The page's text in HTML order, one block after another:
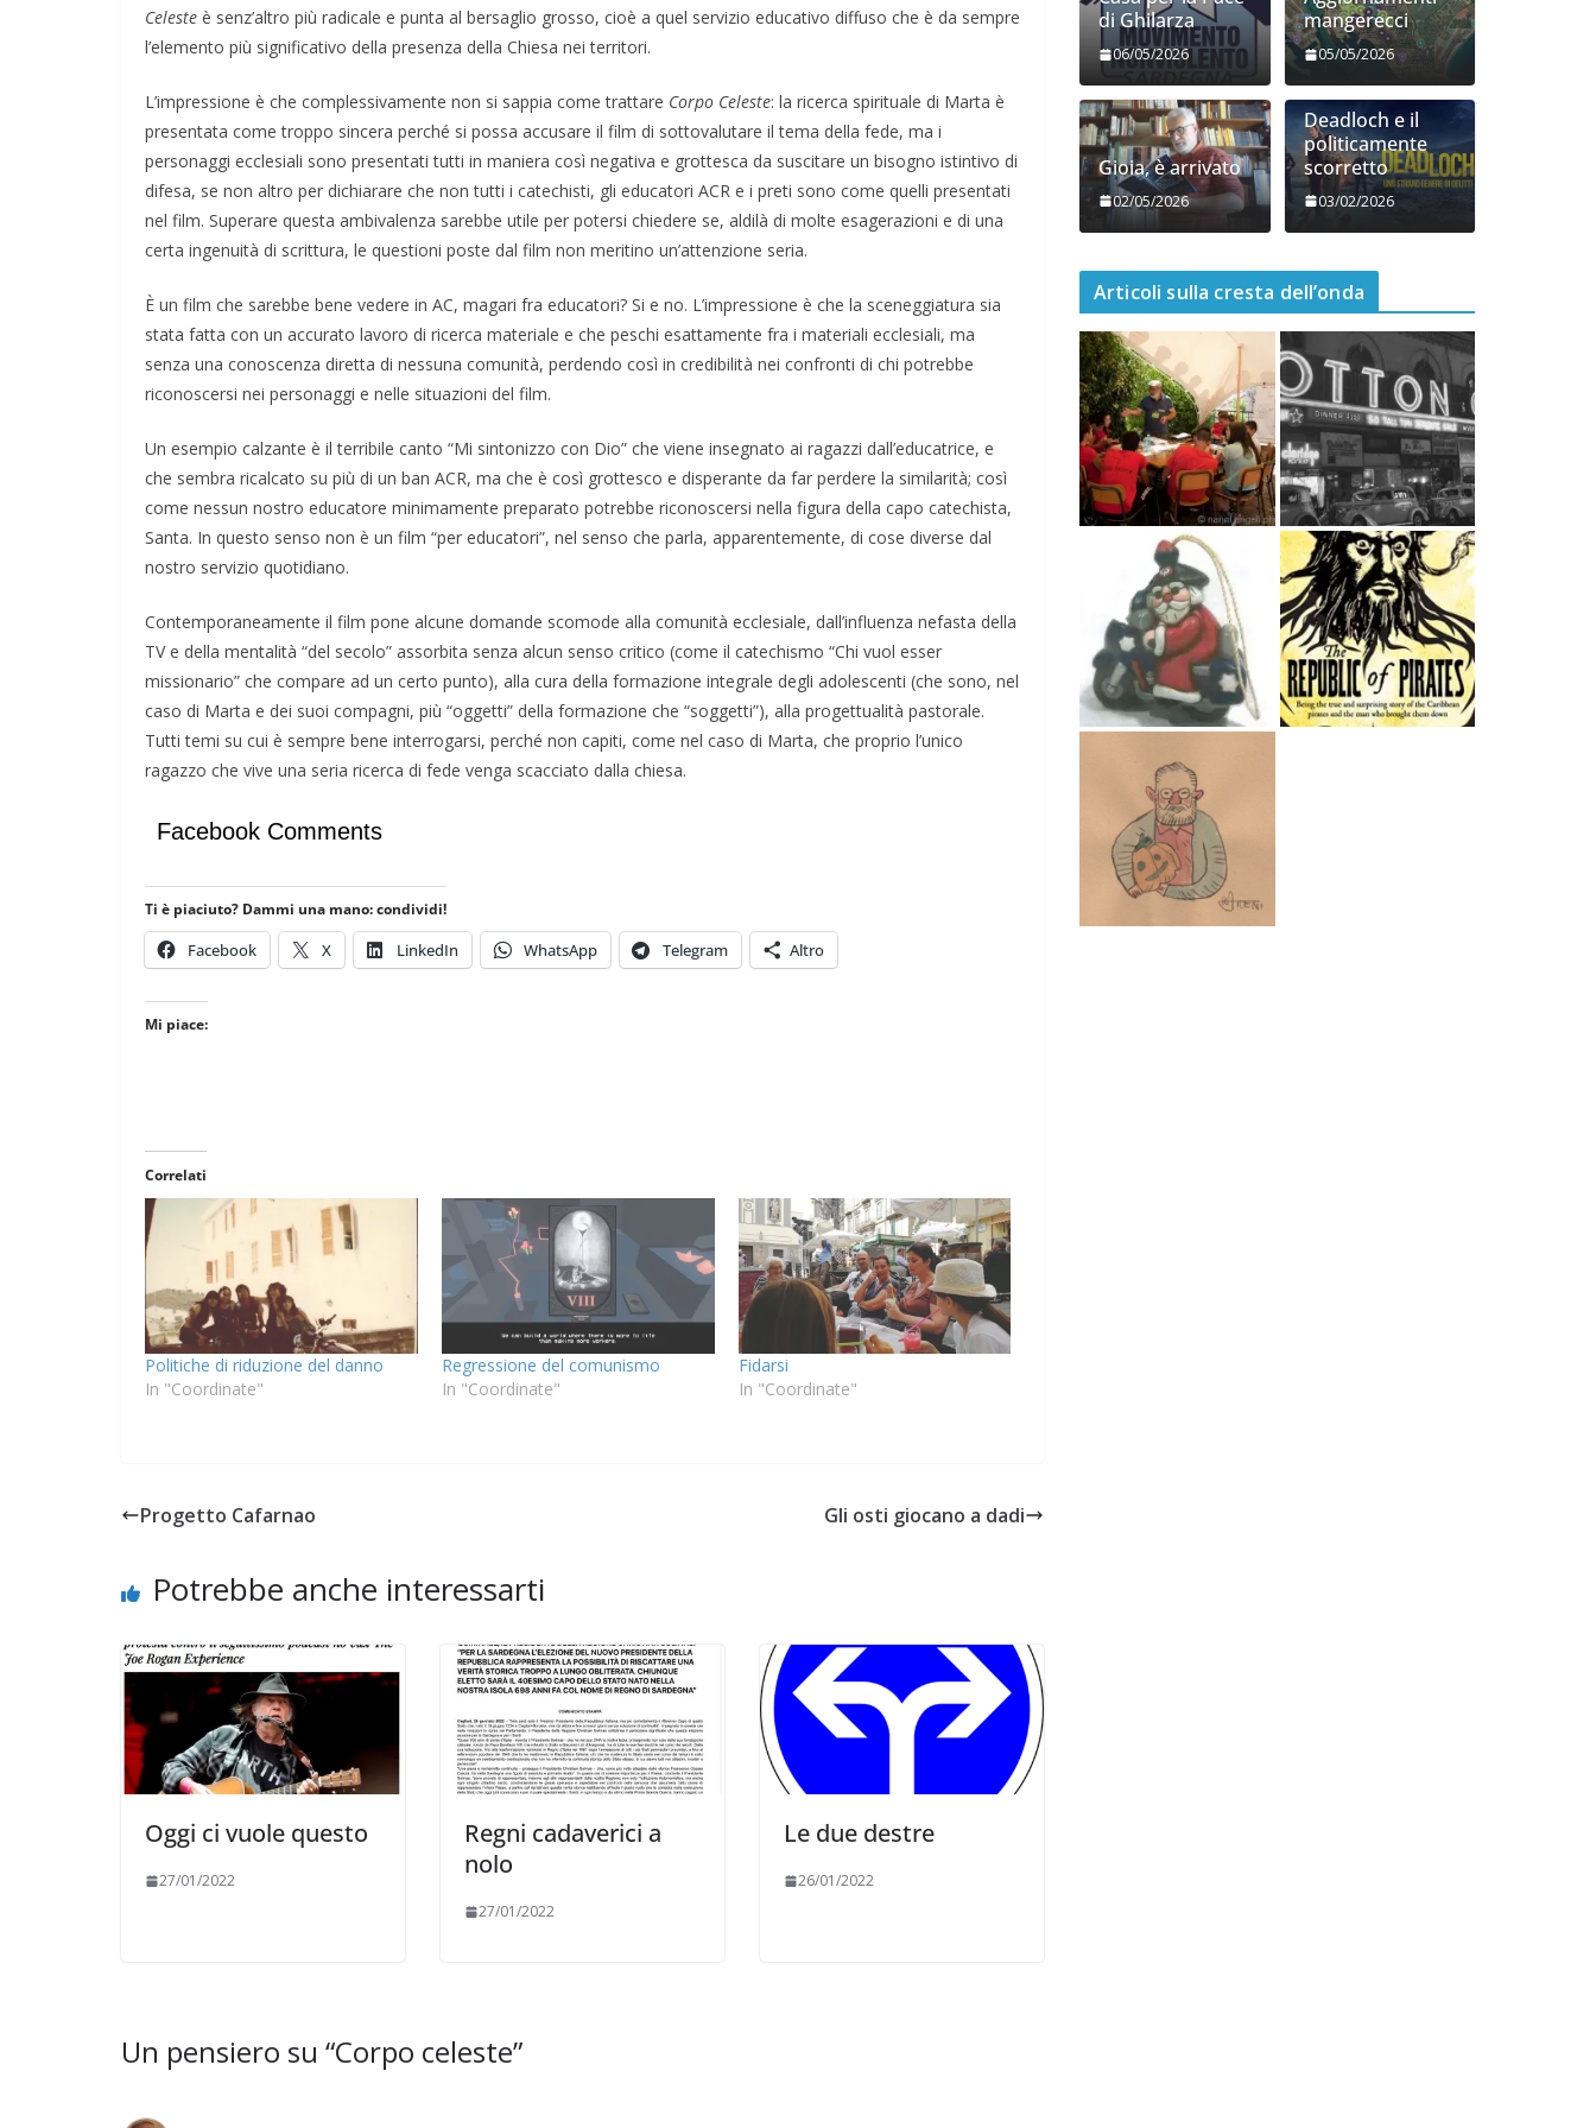
Celeste è senz’altro più radicale e punta al bersaglio grosso, cioè a quel servizio educativo diffuso che è da sempre
l’elemento più significativo della presenza della Chiesa nei territori.
L’impressione è che complessivamente non si sappia come trattare Corpo Celeste: la ricerca spirituale di Marta è
presentata come troppo sincera perché si possa accusare il film di sottovalutare il tema della fede, ma i
personaggi ecclesiali sono presentati tutti in maniera così negativa e grottesca da suscitare un bisogno istintivo di
difesa, se non altro per dichiarare che non tutti i catechisti, gli educatori ACR e i preti sono come quelli presentati
nel film. Superare questa ambivalenza sarebbe utile per potersi chiedere se, aldilà di molte esagerazioni e di una
certa ingenuità di scrittura, le questioni poste dal film non meritino un’attenzione seria.
È un film che sarebbe bene vedere in AC, magari fra educatori? Si e no. L’impressione è che la sceneggiatura sia
stata fatta con un accurato lavoro di ricerca materiale e che peschi esattamente fra i materiali ecclesiali, ma
senza una conoscenza diretta di nessuna comunità, perdendo così in credibilità nei confronti di chi potrebbe
riconoscersi nei personaggi e nelle situazioni del film.
Un esempio calzante è il terribile canto “Mi sintonizzo con Dio” che viene insegnato ai ragazzi dall’educatrice, e
che sembra ricalcato su più di un ban ACR, ma che è così grottesco e disperante da far perdere la similarità; così
come nessun nostro educatore minimamente preparato potrebbe riconoscersi nella figura della capo catechista,
Santa. In questo senso non è un film “per educatori”, nel senso che parla, apparentemente, di cose diverse dal
nostro servizio quotidiano.
Contemporaneamente il film pone alcune domande scomode alla comunità ecclesiale, dall’influenza nefasta della
TV e della mentalità “del secolo” assorbita senza alcun senso critico (come il catechismo “Chi vuol esser
missionario” che compare ad un certo punto), alla cura della formazione integrale degli adolescenti (che sono, nel
caso di Marta e dei suoi compagni, più “oggetti” della formazione che “soggetti”), alla progettualità pastorale.
Tutti temi su cui è sempre bene interrogarsi, perché non capiti, come nel caso di Marta, che proprio l’unico
ragazzo che vive una seria ricerca di fede venga scacciato dalla chiesa.
Facebook Comments
Ti è piaciuto? Dammi una mano: condividi!
Facebook X LinkedIn WhatsApp Telegram Altro
Mi piace:
Correlati
Politiche di riduzione del danno
In "Coordinate"
Regressione del comunismo
In "Coordinate"
Fidarsi
In "Coordinate"
Progetto Cafarnao Gli osti giocano a dadi
Potrebbe anche interessarti
Oggi ci vuole questo
27/01/2022
Regni cadaverici a
nolo
27/01/2022
Le due destre
26/01/2022
Un pensiero su “Corpo celeste”
di Ghilarza
06/05/2026
mangerecci
05/05/2026
Gioia, è arrivato
02/05/2026
Deadloch e il
politicamente
scorretto
03/02/2026
Articoli sulla cresta dell’onda